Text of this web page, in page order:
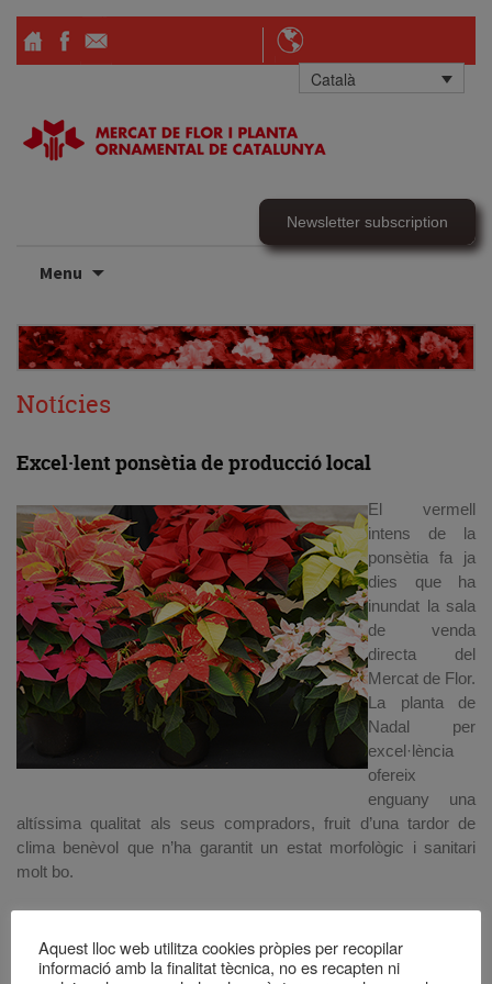
Català
Newsletter subscription
Menu
Notícies
Excel·lent ponsètia de producció local
El vermell
intens de la
ponsètia fa ja
dies que ha
inundat la sala
de venda
directa del
Mercat de Flor.
La planta de
Nadal per
excel·lència
ofereix
enguany una
altíssima qualitat als seus compradors, fruit d’una tardor de
clima benèvol que n’ha garantit un estat morfològic i sanitari
molt bo.
producte que es demanda aquesta dies, i es pot trobar en
diverses presentacions i mides, en testos del 7,5 Ø, 10,5 Ø, 12
Aquest lloc web utilitza cookies pròpies per recopilar
informació amb la finalitat tècnica, no es recapten ni